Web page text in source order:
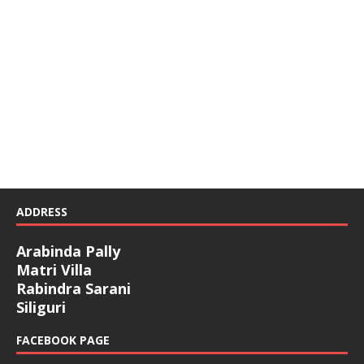
ADDRESS
Arabinda Pally
Matri Villa
Rabindra Sarani
Siliguri
FACEBOOK PAGE